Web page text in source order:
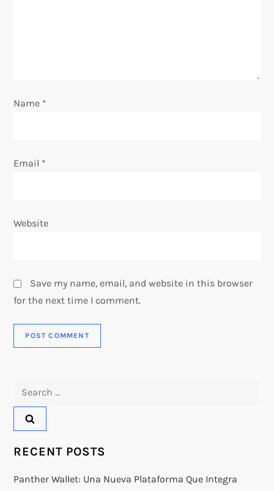
n
Name *
Email *
Website
Save my name, email, and website in this browser
for the next time I comment.
RECENT POSTS
Panther Wallet: Una Nueva Plataforma Que Integra